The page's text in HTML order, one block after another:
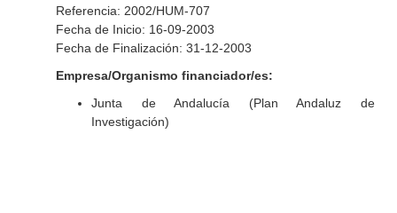
Referencia: 2002/HUM-707
Fecha de Inicio: 16-09-2003
Fecha de Finalización: 31-12-2003
Empresa/Organismo financiador/es:
Junta de Andalucía (Plan Andaluz de
Investigación)